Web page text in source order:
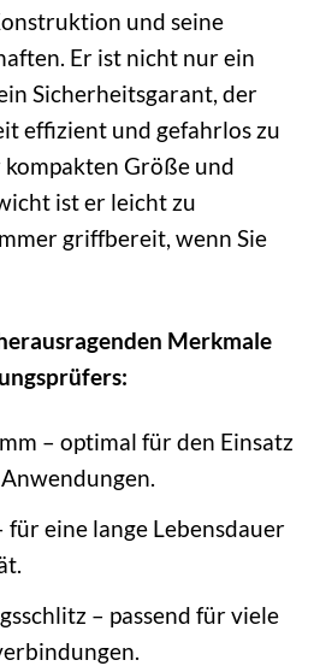
und seine
Er ist nicht nur ein
Sicherheitsgarant, der
effizient und gefahrlos zu
Größe und
ist er leicht zu
griffbereit, wenn Sie
Merkmale
– optimal für den Einsatz
für eine lange Lebensdauer
– passend für viele